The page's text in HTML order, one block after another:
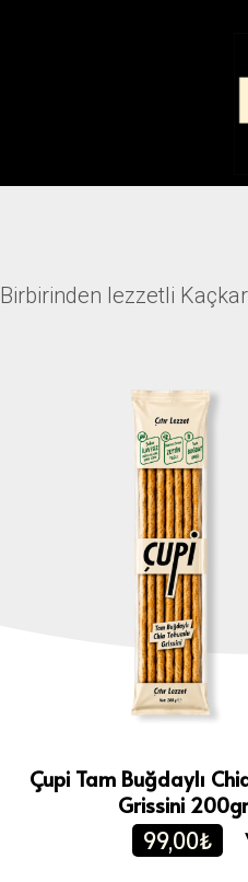
Birbirinden lezzetli
Çupi Tam Buğdaylı
Grissini 200gr
99,00₺